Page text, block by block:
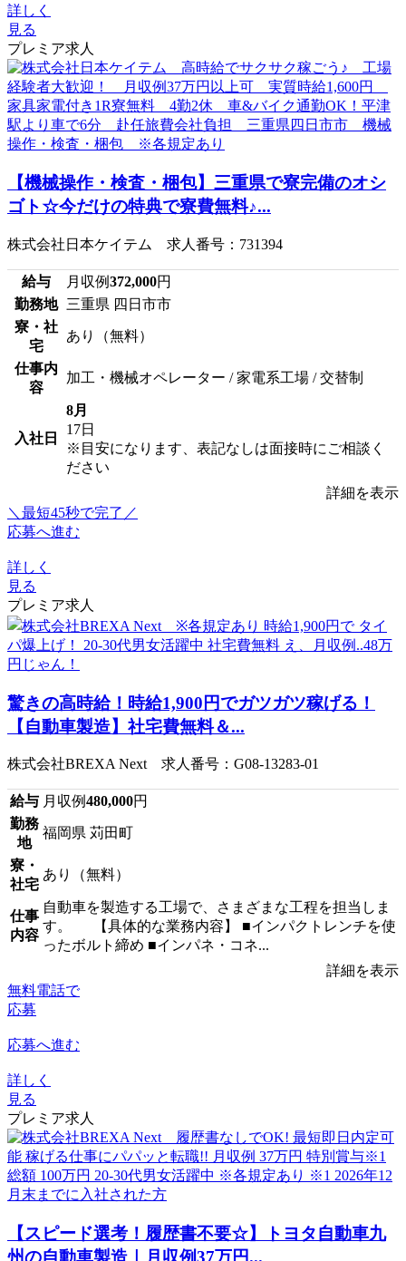
詳しく
見る
プレミア求人
【機械操作・検査・梱包】三重県で寮完備のオシ
ゴト☆今だけの特典で寮費無料♪...
株式会社日本ケイテム 求人番号：731394
給与 月収例372,000円
勤務地 三重県 四日市市
寮・社
宅
あり（無料）
仕事内
容
加工・機械オペレーター / 家電系工場 / 交替制
入社日
8月
17日
※目安になります、表記なしは面接時にご相談く
ださい
詳細を表示
＼最短45秒で完了／
応募へ進む
詳しく
見る
プレミア求人
驚きの高時給！時給1,900円でガツガツ稼げる！
【自動車製造】社宅費無料＆...
株式会社BREXA Next 求人番号：G08-13283-01
給与 月収例480,000円
勤務
地
福岡県 苅田町
寮・
社宅
あり（無料）
仕事
内容
自動車を製造する工場で、さまざまな工程を担当しま
す。 【具体的な業務内容】 ■インパクトレンチを使
ったボルト締め ■インパネ・コネ...
詳細を表示
無料電話で
応募
応募へ進む
詳しく
見る
プレミア求人
【スピード選考！履歴書不要☆】トヨタ自動車九
州の自動車製造｜月収例37万円...